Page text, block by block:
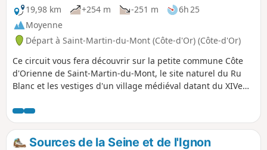
19,98 km
+254 m -251 m
6h 25
Moyenne
Départ à Saint-Martin-du-Mont (Côte-d'Or) (Côte-d'Or)
Ce circuit vous fera découvrir sur la petite commune Côte
d'Orienne de Saint-Martin-du-Mont, le site naturel du Ru
Blanc et les vestiges d'un village médiéval datant du XIVe
Sources de la Seine et de l'Ignon